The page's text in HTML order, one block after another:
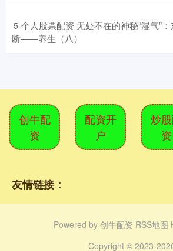
5 个人股票配资 无处不在的神秘“湿气”
断——养生（八）
创牛配
资
配资开
户
炒
资
友情链接：
Powered by 创牛配资 RSS地图
Copyright © 2023-